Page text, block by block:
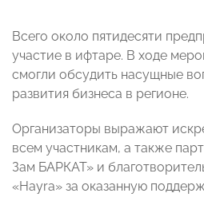
Всего около пятидесяти
участие в ифтаре. В ходе
смогли обсудить насущные
развития бизнеса в регионе.
Организаторы выражают
всем участникам, а также
Зам БАРКАТ» и
«Hayra» за оказанную